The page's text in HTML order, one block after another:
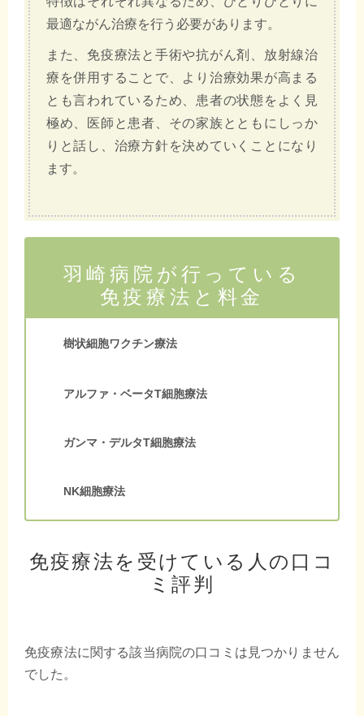
最適ながん治療を行う必要があります。
また、免疫療法と手術や抗がん剤、放射線治
療を併用することで、より治療効果が高まる
とも言われているため、患者の状態をよく見
極め、医師と患者、その家族とともにしっか
りと話し、治療方針を決めていくことになり
ます。
羽崎病院が行っている
免疫療法と料金
樹状細胞ワクチン療法
アルファ・ベータT細胞療法
ガンマ・デルタT細胞療法
NK細胞療法
免疫療法を受けている人の口コ
ミ評判
免疫療法に関する該当病院の口コミは見つかりません
でした。